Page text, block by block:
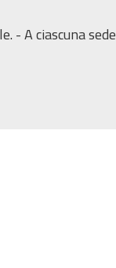
- A ciascuna sede